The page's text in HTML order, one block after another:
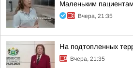
Маленьким
Вчера, 21:35
На подтопленных
Вчера, 21:35